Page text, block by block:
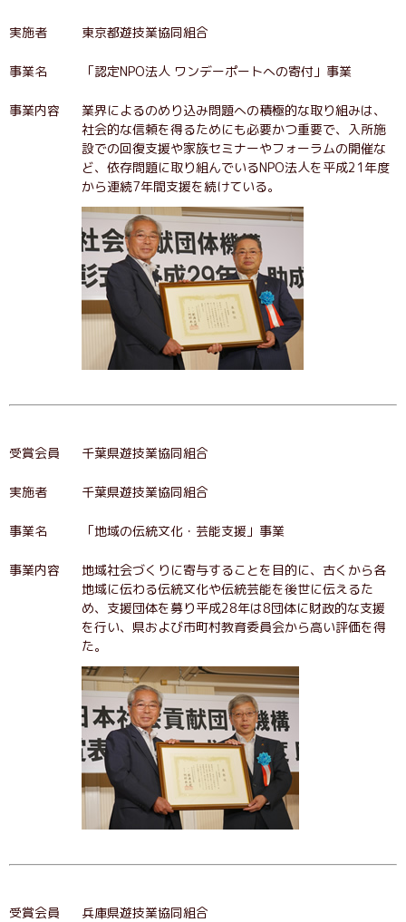
実施者 東京都遊技業協同組合
事業名 「認定NPO法人 ワンデーポートへの寄付」事業
事業内容
業界によるのめり込み問題への積極的な取り組みは、
社会的な信頼を得るためにも必要かつ重要で、入所施
設での回復支援や家族セミナーやフォーラムの開催な
ど、依存問題に取り組んでいるNPO法人を平成21年度
から連続7年間支援を続けている。
受賞会員 千葉県遊技業協同組合
実施者 千葉県遊技業協同組合
事業名 「地域の伝統文化・芸能支援」事業
事業内容
地域社会づくりに寄与することを目的に、古くから各
地域に伝わる伝統文化や伝統芸能を後世に伝えるた
め、支援団体を募り平成28年は8団体に財政的な支援
を行い、県および市町村教育委員会から高い評価を得
た。
受賞会員 兵庫県遊技業協同組合